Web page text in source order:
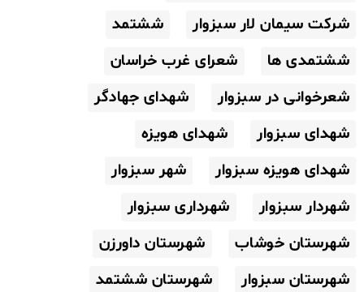
شرکت سیمان لار سبزوار
ششتمد
ششتمدی ها
شعرای غرب خراسان
شعرخوانی در سبزوار
شهدای جهادگر
شهدای سبزوار
شهدای هویزه
شهدای هویزه سبزوار
شهر سبزوار
شهردار سبزوار
شهرداری سبزوار
شهرستان خوشاب
شهرستان داورزن
شهرستان سبزوار
شهرستان ششتمد